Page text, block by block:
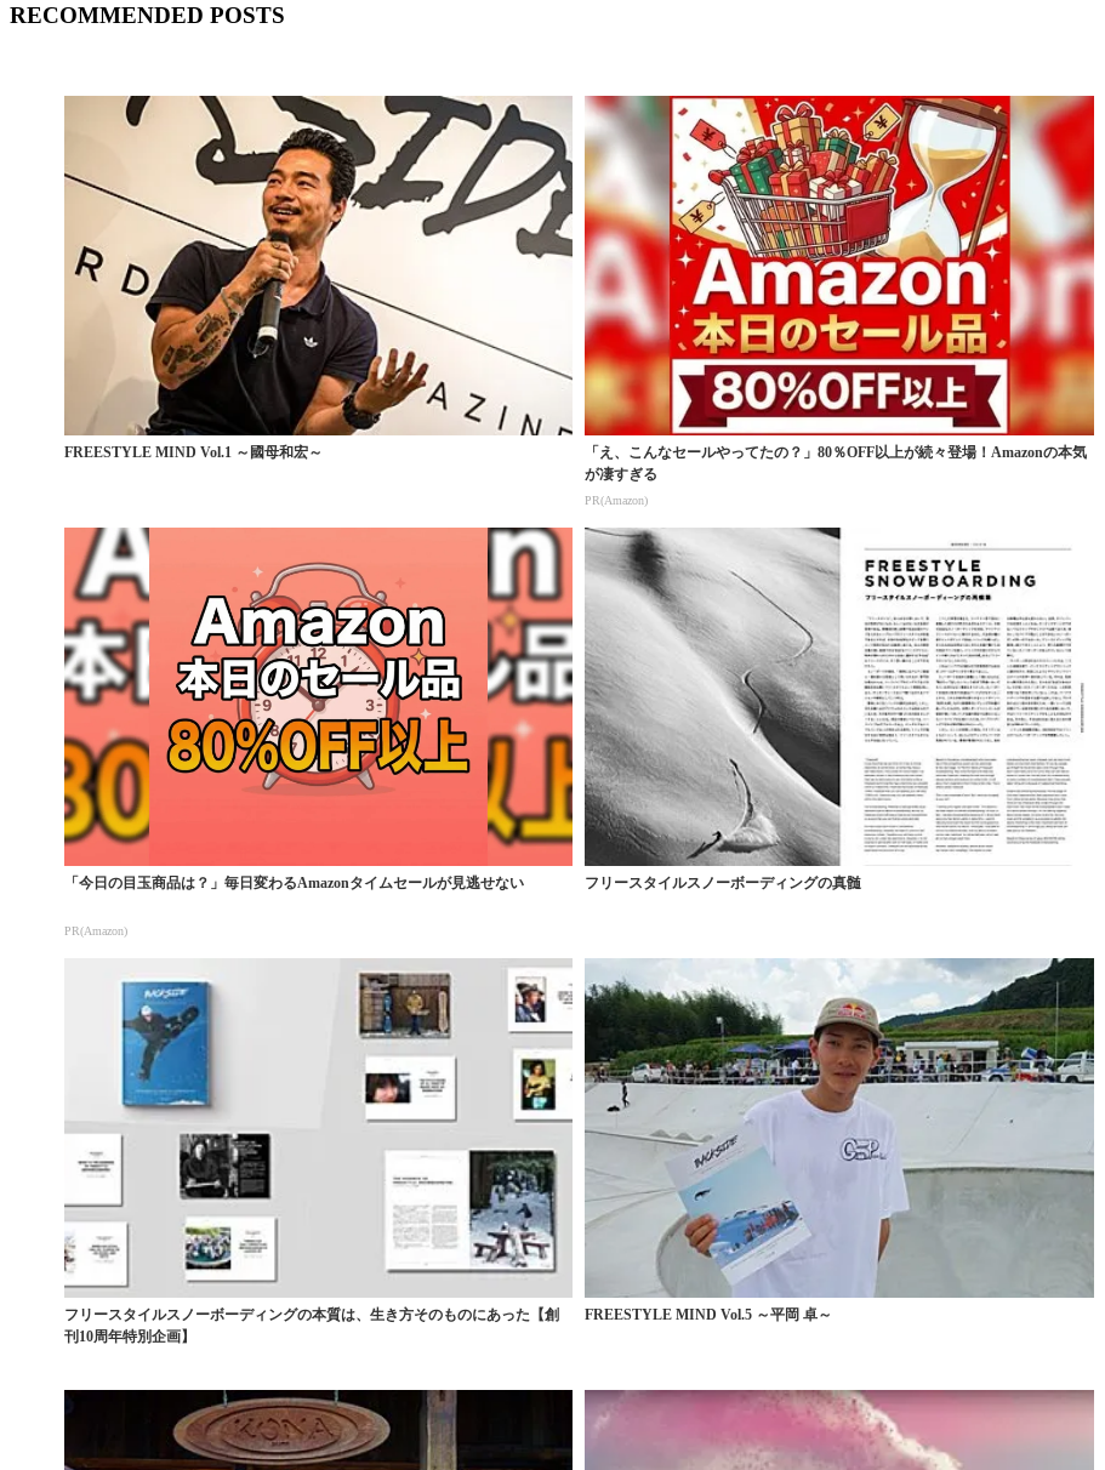
RECOMMENDED POSTS
FREESTYLE MIND Vol.1 ～國母和宏～
「え、こんなセールやってたの？」80％OFF以上が続々登場！Amazonの本気
が凄すぎる
PR(Amazon)
「今日の目玉商品は？」毎日変わるAmazonタイムセールが見逃せない
PR(Amazon)
フリースタイルスノーボーディングの真髄
フリースタイルスノーボーディングの本質は、生き方そのものにあった【創
刊10周年特別企画】
FREESTYLE MIND Vol.5 ～平岡 卓～